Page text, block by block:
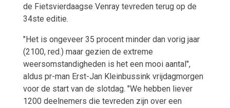
de Fietsvierdaagse Venray tevreden terug op de
34ste editie.
"Het is ongeveer 35 procent minder dan vorig jaar
(2100, red.) maar gezien de extreme
weersomstandigheden is het een mooi aantal",
aldus pr-man Erst-Jan Kleinbussink vrijdagmorgen
voor de start van de slotdag. "We hebben liever
1200 deelnemers die tevreden zijn over een